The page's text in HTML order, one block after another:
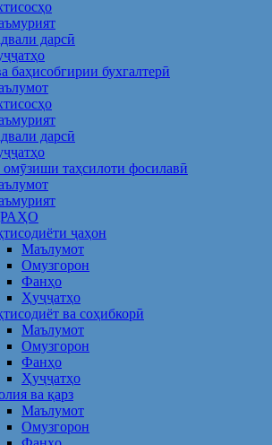
дарсӣ
баҳисобгирии бухгалтерӣ
дарсӣ
таҳсилоти фосилавӣ
ҷаҳон
Маълумот
Омузгорон
Фанҳо
Ҳуҷҷатҳо
ва соҳибкорӣ
Маълумот
Омузгорон
Фанҳо
Ҳуҷҷатҳо
ва қарз
Маълумот
Омузгорон